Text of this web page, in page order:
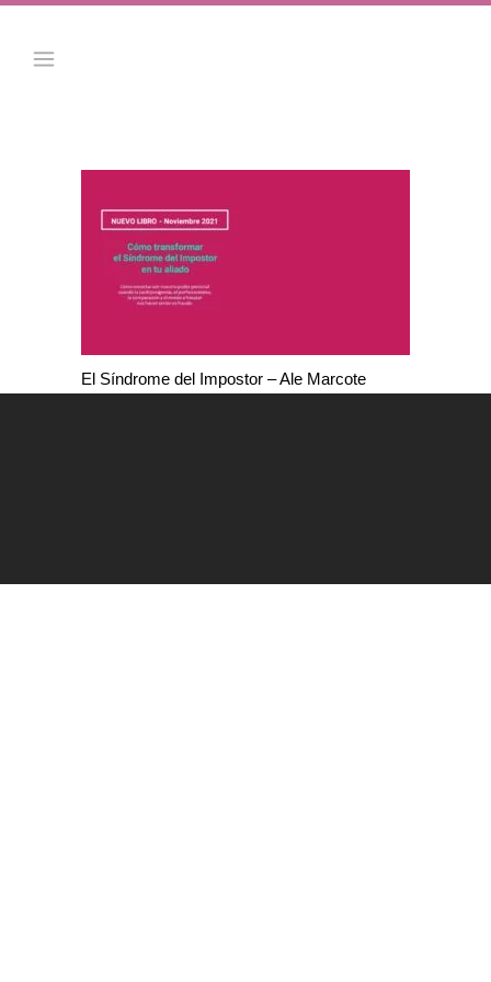
El Síndrome del Impostor – Ale Marcote